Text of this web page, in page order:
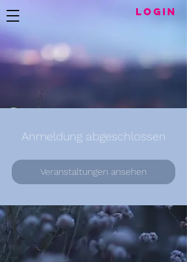
LogIN
Anmeldung abgeschlossen
Veranstaltungen ansehen